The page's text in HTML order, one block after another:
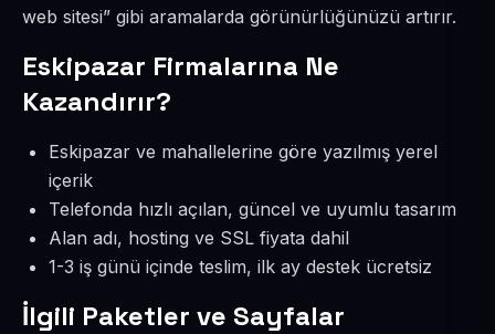
web sitesi” gibi aramalarda görünürlüğünüzü artırır.
Eskipazar Firmalarına Ne
Kazandırır?
Eskipazar ve mahallelerine göre yazılmış yerel
içerik
Telefonda hızlı açılan, güncel ve uyumlu tasarım
Alan adı, hosting ve SSL fiyata dahil
1-3 iş günü içinde teslim, ilk ay destek ücretsiz
İlgili Paketler ve Sayfalar